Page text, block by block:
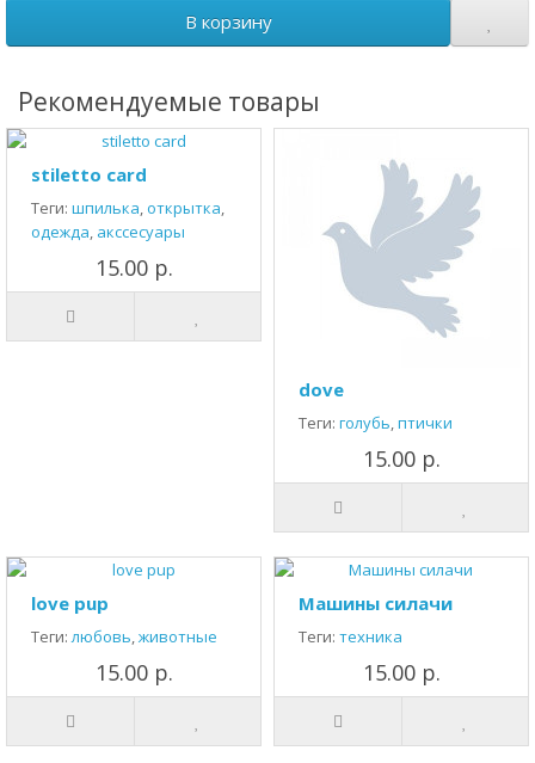
В корзину
Рекомендуемые товары
stiletto card
Теги: шпилька,открытка,
одежда, акссесуары
15.00 р.
dove
Теги: голубь,птички
15.00 р.
love pup
Теги:любовь,животные
15.00 р.
Машины силачи
Теги: техника
15.00 р.